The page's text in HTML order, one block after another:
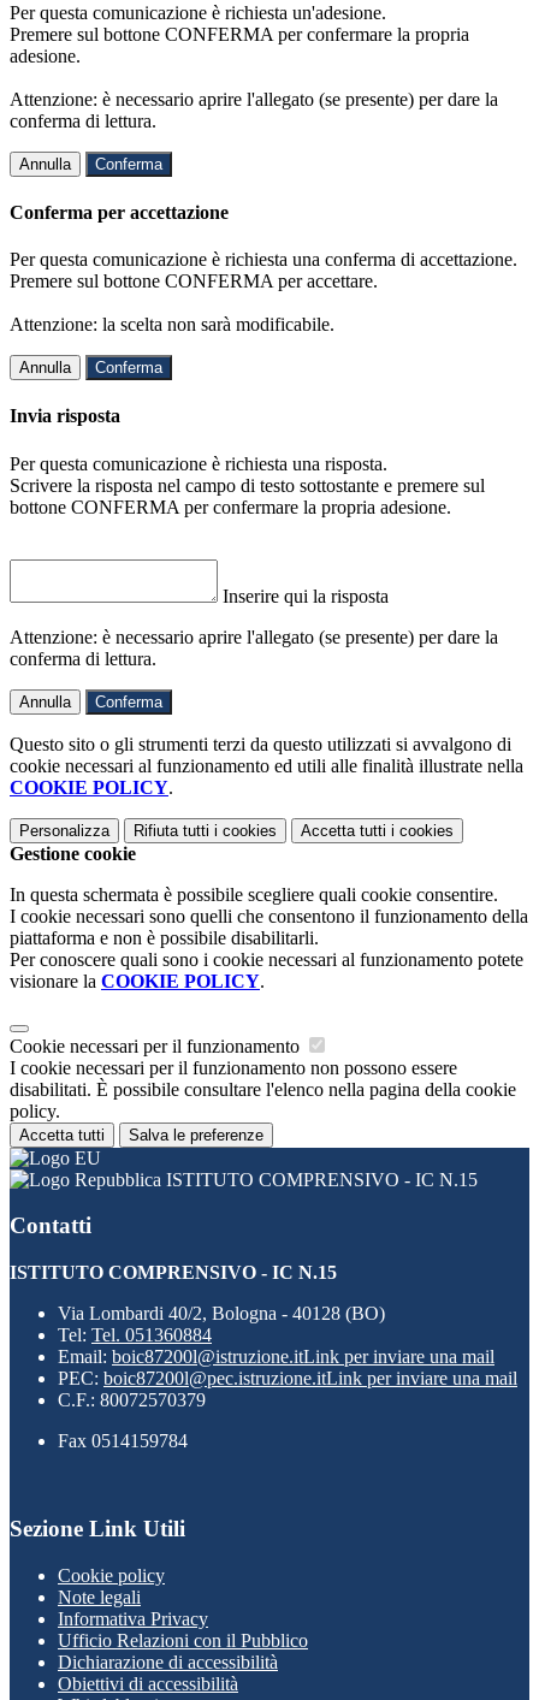
Per questa comunicazione è richiesta un'adesione.
Premere sul bottone CONFERMA per confermare la propria
adesione.
Attenzione: è necessario aprire l'allegato (se presente) per dare la
conferma di lettura.
Annulla Conferma
Conferma per accettazione
Per questa comunicazione è richiesta una conferma di accettazione.
Premere sul bottone CONFERMA per accettare.
Attenzione: la scelta non sarà modificabile.
Annulla Conferma
Invia risposta
Per questa comunicazione è richiesta una risposta.
Scrivere la risposta nel campo di testo sottostante e premere sul
bottone CONFERMA per confermare la propria adesione.
Inserire qui la risposta
Attenzione: è necessario aprire l'allegato (se presente) per dare la
conferma di lettura.
Annulla Conferma
Questo sito o gli strumenti terzi da questo utilizzati si avvalgono di
cookie necessari al funzionamento ed utili alle finalità illustrate nella
COOKIE POLICY.
Personalizza Rifiuta tutti i cookies Accetta tutti i cookies
Gestione cookie
In questa schermata è possibile scegliere quali cookie consentire.
I cookie necessari sono quelli che consentono il funzionamento della
piattaforma e non è possibile disabilitarli.
Per conoscere quali sono i cookie necessari al funzionamento potete
visionare la COOKIE POLICY.
Cookie necessari per il funzionamento
I cookie necessari per il funzionamento non possono essere
disabilitati. È possibile consultare l'elenco nella pagina della cookie
policy.
Accetta tutti Salva le preferenze
ISTITUTO COMPRENSIVO - IC N.15
Contatti
ISTITUTO COMPRENSIVO - IC N.15
Via Lombardi 40/2, Bologna - 40128 (BO)
Tel: Tel. 051360884
Email: boic87200l@istruzione.itLink per inviare una mail
PEC: boic87200l@pec.istruzione.itLink per inviare una mail
C.F.: 80072570379
Fax 0514159784
Sezione Link Utili
Cookie policy
Note legali
Informativa Privacy
Ufficio Relazioni con il Pubblico
Dichiarazione di accessibilità
Obiettivi di accessibilità